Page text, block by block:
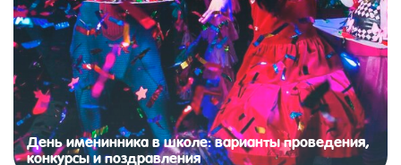
День именинника в школе: варианты проведения,
конкурсы и поздравления